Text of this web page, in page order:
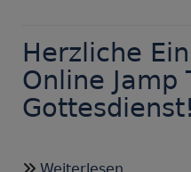
der
Region
zu
Hause
Herzliche
Online Jamp
Gottesdienst!